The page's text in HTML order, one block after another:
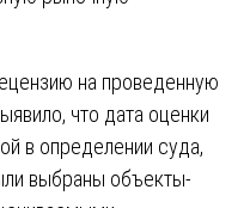
на проведенную
что дата оценки
в определении суда,
выбраны объекты-